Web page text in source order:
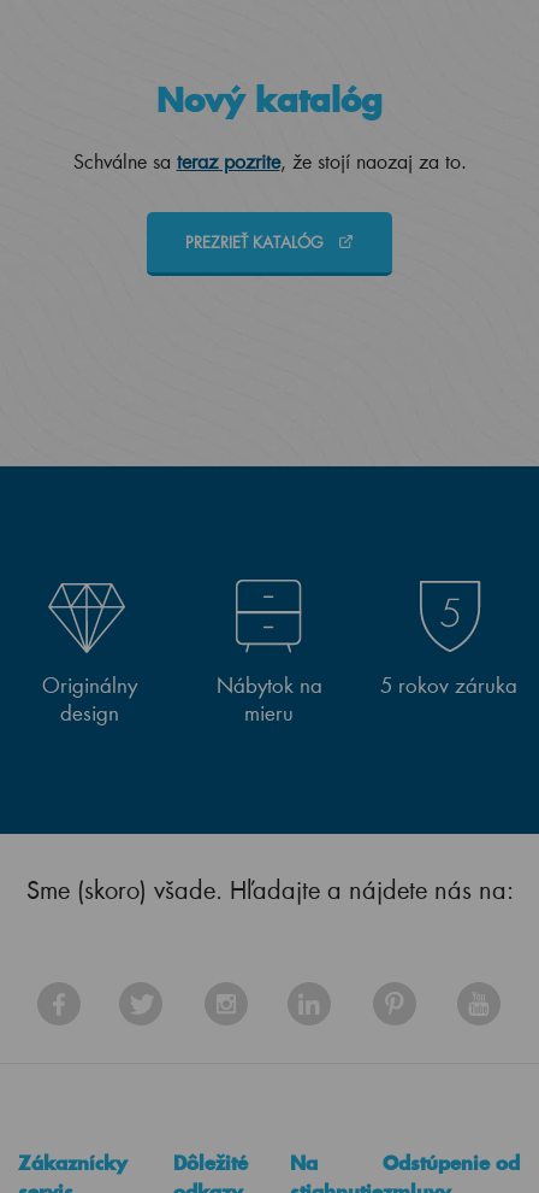
Nový katalóg
Schválne sa teraz pozrite, že stojí naozaj za to.
PREZRIEŤ KATALÓG
Originálny
design
Nábytok na
mieru
5 rokov záruka
Sme (skoro) všade. Hľadajte a nájdete nás na:
Zákaznícky
Dôležité
Na
Odstúpenie od